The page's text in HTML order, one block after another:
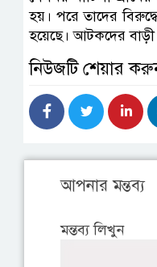
হয়। পরে তাদের
হয়েছে। আটকদের
নিউজটি শেয়ার
আপনার মন্তব্য
মন্তব্য লিখুন